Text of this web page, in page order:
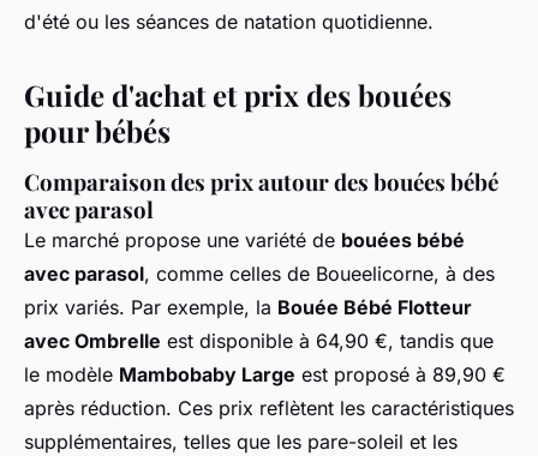
d'été ou les séances de natation quotidienne.
Guide d'achat et prix des bouées
pour bébés
Comparaison des prix autour des bouées bébé
avec parasol
Le marché propose une variété de bouées bébé
avec parasol, comme celles de Boueelicorne, à des
prix variés. Par exemple, la Bouée Bébé Flotteur
avec Ombrelle est disponible à 64,90 €, tandis que
le modèle Mambobaby Large est proposé à 89,90 €
après réduction. Ces prix reflètent les caractéristiques
supplémentaires, telles que les pare-soleil et les